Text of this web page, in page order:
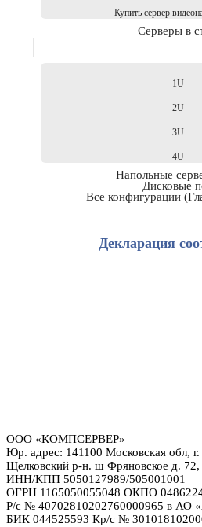
Купить сервер
Серверы в
1U
2U
3U
4U
Напольные
Дисковые
Все конфигурации
Декларация
ООО «КОМПСЕРВЕР»
Юр. адрес: 141100 Московская обл,
Щелковский р-н. ш Фряновское д.
ИНН/КПП 5050127989/505001001
ОГРН 1165050055048 ОКПО
Р/с № 40702810202760000965 в
БИК 044525593 Кр/с №